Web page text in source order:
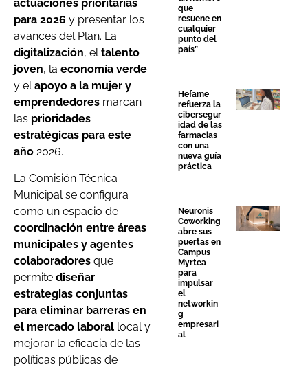
actuaciones prioritarias
para 2026 y presentar los
avances del Plan. La
digitalización, eltalento
joven, la economía verde
y elapoyo a la mujer y
emprendedores marcan
las prioridades
estratégicas para este
año 2026.
La Comisión Técnica
Municipal se configura
como un espacio de
coordinación entre áreas
municipales y agentes
colaboradores que
permite diseñar
estrategias conjuntas
para eliminar barreras en
el mercado laboral local y
mejorar la eficacia de las
políticas públicas de
que
resuene en
cualquier
punto del
país”
Hefame
refuerza la
cibersegur
idad de las
farmacias
con una
nueva guía
práctica
Neuronis
Coworking
abre sus
puertas en
Campus
Myrtea
para
impulsar
el
networkin
g
empresari
al